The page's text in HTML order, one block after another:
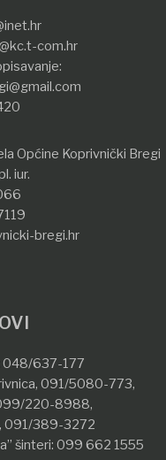
com.hr
Općine Koprivnički Bregi
iur.
bregi.hr
048/637-177
091/5080-773,
220-8988,
091/389-3272
šinteri: 099 662 1555